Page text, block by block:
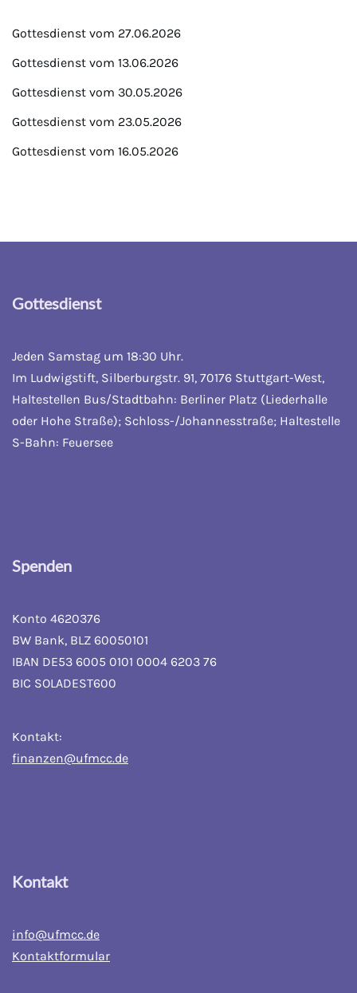
Gottesdienst vom 27.06.2026
Gottesdienst vom 13.06.2026
Gottesdienst vom 30.05.2026
Gottesdienst vom 23.05.2026
Gottesdienst vom 16.05.2026
Gottesdienst
Jeden Samstag um 18:30 Uhr.
Im Ludwigstift, Silberburgstr. 91, 70176 Stuttgart-West,
Haltestellen Bus/Stadtbahn: Berliner Platz (Liederhalle
oder Hohe Straße); Schloss-/Johannesstraße; Haltestelle
S-Bahn: Feuersee
Spenden
Konto 4620376
BW Bank, BLZ 60050101
IBAN DE53 6005 0101 0004 6203 76
BIC SOLADEST600
Kontakt:
finanzen@ufmcc.de
Kontakt
info@ufmcc.de
Kontaktformular